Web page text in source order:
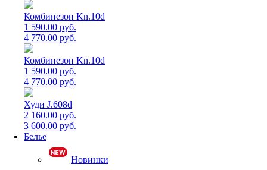
Комбинезон Kn.10d
1 590.00 руб.
4 770.00 руб.
Комбинезон Kn.10d
1 590.00 руб.
4 770.00 руб.
Худи J.608d
2 160.00 руб.
3 600.00 руб.
Белье
Новинки